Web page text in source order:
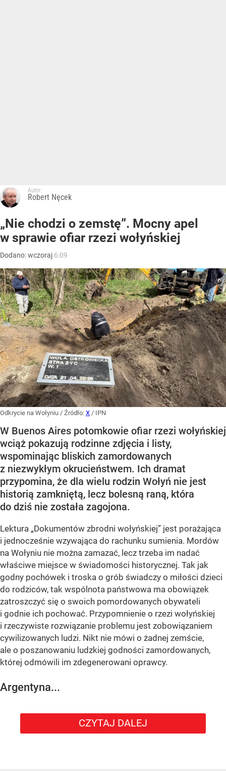
Autor:
Robert Nęcek
„Nie chodzi o zemstę”. Mocny apel
w sprawie ofiar rzezi wołyńskiej
Dodano:wczoraj 6:09
Odkrycie na Wołyniu / Źródło: X / IPN
W Buenos Aires potomkowie ofiar rzezi wołyńskiej
wciąż pokazują rodzinne zdjęcia i listy,
wspominając bliskich zamordowanych
z niezwykłym okrucieństwem. Ich dramat
przypomina, że dla wielu rodzin Wołyń nie jest
historią zamkniętą, lecz bolesną raną, która
do dziś nie została zagojona.
Lektura „Dokumentów zbrodni wołyńskiej” jest porażająca
i jednocześnie wzywająca do rachunku sumienia. Mordów
na Wołyniu nie można zamazać, lecz trzeba im nadać
właściwe miejsce w świadomości historycznej. Tak jak
godny pochówek i troska o grób świadczy o miłości dzieci
do rodziców, tak wspólnota państwowa ma obowiązek
zatroszczyć się o swoich pomordowanych obywateli
i godnie ich pochować. Przypomnienie o rzezi wołyńskiej
i rzeczywiste rozwiązanie problemu jest zobowiązaniem
cywilizowanych ludzi. Nikt nie mówi o żadnej zemście,
ale o poszanowaniu ludzkiej godności zamordowanych,
której odmówili im zdegenerowani oprawcy.
Argentyna...
CZYTAJ DALEJ